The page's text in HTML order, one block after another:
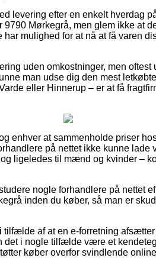
levering efter en enkelt hverdag
9790 Mørkegrå, men glem ikke at
mulighed for at nå at få varen
uden omkostninger, men
man udse dig den mest
eller Hinnerup – er at få
enhver at sammenholde priser
på nettet ikke kunne
ligeledes til mænd og kvinder –
nogle forhandlere på nettet
inden du køber, så man er
af at en e-forretning
det i nogle tilfælde være et
køber overfor svindlende